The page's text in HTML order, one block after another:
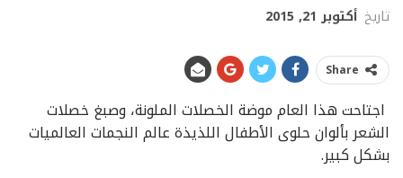
تاريخ أكتوبر 21, 2015
Share
اجتاحت هذا العام موضة الخصلات الملونة، وصبغ خصلات
الشعر بألوان حلوى الأطفال اللذيذة عالم النجمات العالميات
بشكل كبير.